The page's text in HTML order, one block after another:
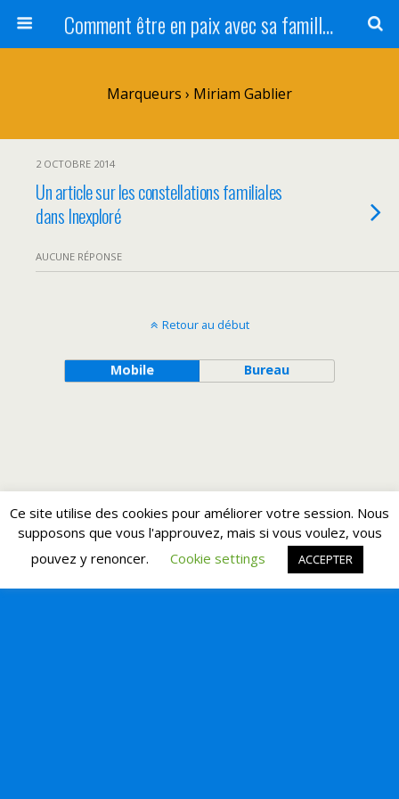
Comment être en paix avec sa famille ?
Marqueurs › Miriam Gablier
2 OCTOBRE 2014
Un article sur les constellations familiales
dans Inexploré
AUCUNE RÉPONSE
Retour au début
Mobile Bureau
Ce site utilise des cookies pour améliorer votre session. Nous
supposons que vous l'approuvez, mais si vous voulez, vous
pouvez y renoncer.
Cookie settings ACCEPTER